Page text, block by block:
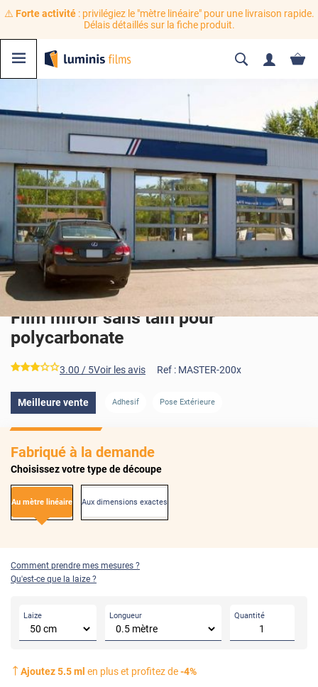
⚠️ Forte activité: privilégiez le "mètre linéaire" pour une livraison rapide.
Délais détaillés sur la fiche produit.
Film miroir sans tain pour
polycarbonate
*****3.00 / 5Voir les avis Ref : MASTER-200x
Meilleure vente Adhesif Pose Extérieure
Fabriqué à la demande
Choisissez votre type de découpe
Au mètre linéaire Aux dimensions exactes
Comment prendre mes mesures ?
Qu'est-ce que la laize ?
Laize Longueur Quantité
Ajoutez5.5ml en plus et profitez de-4%